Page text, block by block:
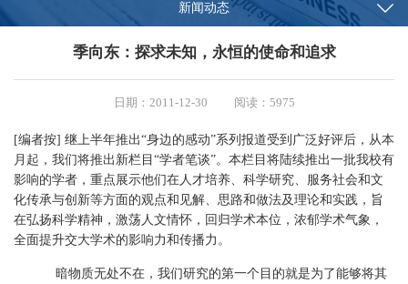
新闻动态
季向东：探求未知，永恒的使命和追求
日期：2011-12-30 阅读：5975
[编者按] 继上半年推出“身边的感动”系列报道受到广泛好评后，从本
月起，我们将推出新栏目“学者笔谈”。本栏目将陆续推出一批我校有
影响的学者，重点展示他们在人才培养、科学研究、服务社会和文
化传承与创新等方面的观点和见解、思路和做法及理论和实践，旨
在弘扬科学精神，激荡人文情怀，回归学术本位，浓郁学术气象，
全面提升交大学术的影响力和传播力。
暗物质无处不在，我们研究的第一个目的就是为了能够将其